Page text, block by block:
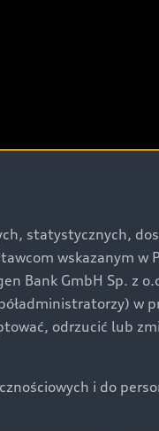
statystycznych,
wskazanym w
Bank GmbH Sp. z
w
odrzucić lub
i do